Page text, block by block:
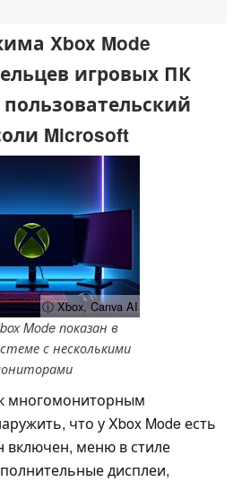
Xbox Mode
игровых ПК
Microsoft
ⓘ Xbox, Canva AI
Mode показан в
с несколькими
многомониторным
что у Xbox Mode есть
включен, меню в стиле
дисплеи,